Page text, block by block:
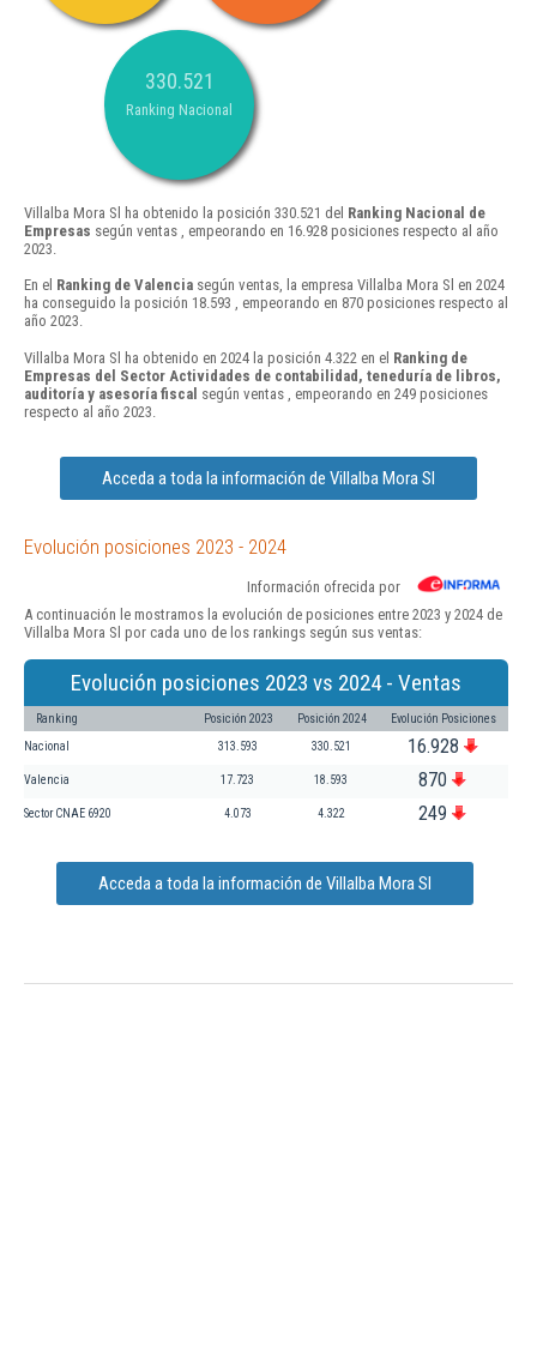
330.521
Ranking Nacional
Villalba Mora Sl ha obtenido la posición 330.521 del Ranking Nacional de
Empresas según ventas , empeorando en 16.928 posiciones respecto al año
2023.
En el Ranking de Valencia según ventas, la empresa Villalba Mora Sl en 2024
ha conseguido la posición 18.593 , empeorando en 870 posiciones respecto al
año 2023.
Villalba Mora Sl ha obtenido en 2024 la posición 4.322 en el Ranking de
Empresas del Sector Actividades de contabilidad, teneduría de libros,
auditoría y asesoría fiscal según ventas , empeorando en 249 posiciones
respecto al año 2023.
Acceda a toda la información de Villalba Mora Sl
Evolución posiciones 2023 - 2024
Información ofrecida por
A continuación le mostramos la evolución de posiciones entre 2023 y 2024 de
Villalba Mora Sl por cada uno de los rankings según sus ventas:
Evolución posiciones 2023 vs 2024 - Ventas
Ranking Posición 2023 Posición 2024 Evolución Posiciones
Nacional 313.593 330.521 16.928
Valencia 17.723 18.593 870
Sector CNAE 6920 4.073 4.322 249
Acceda a toda la información de Villalba Mora Sl